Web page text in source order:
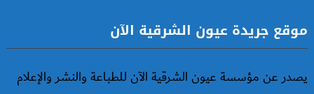
موقع جريدة عيون الشرقية الآن
يصدر عن مؤسسة عيون الشرقية الآن للطباعة والنشر والإعلام